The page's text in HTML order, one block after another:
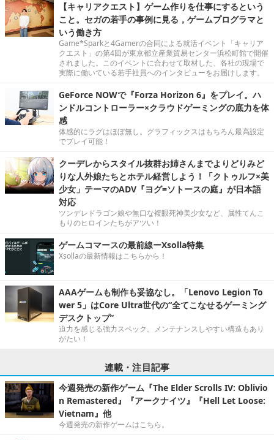
【キャリアクエスト】ゲーム作りを仕事にするという
こと。セガの若手の事例に見る，ゲームプログラマと
いう働き方
Game*Sparkと4Gamerの合同による就活イベント「キャリア
クエスト」の第4回が東京都立産業貿易センター浜松町館で開催
されました。このイベントに合わせて取材した、各社の現場で
実際に働いている若手社員へのインタビューをお届けします。
GeForce NOWで『Forza Horizon 6』をプレイ。ハ
ンドルコントローラー×クラウドゲーミングの底力を体
感
体感的にラグはほぼ無し。グラフィックスはもちろん最高設定
でプレイ可能！
クーデレからスタイル抜群お姉さんまでよりどりみど
りな人外娘たちとホテル経営しよう！「クトゥルフ×美
少女」テーマのADV『ヨグ=ソトースの庭』が日本語
対応
ツンデレドラゴン娘や無口な複眼死神美少女など、属性てんこ
もりのヒロインたちがアツい！
ゲームコマースの最前線ーXsolla特集
Xsollaの最新情報はこちらから！
AAAゲームも制作も妥協なし。「Lenovo Legion To
wer 5」はCore Ultra世代の“全てこなせるゲーミング
デスクトップ”
迫力を感じる強力スペック。メンテナンスしやすい構造もあり
がたい！
連載・注目記事
今週発売の新作ゲーム『The Elder Scrolls IV: Oblivio
n Remastered』『アークナイツ』『Hell Let Loose:
Vietnam』他
今週発売の新作ゲームはこちら。